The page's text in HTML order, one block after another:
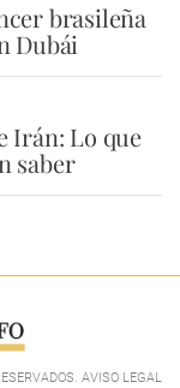
brasileña
Dubái
Irán: Lo que
saber
AVISO LEGAL